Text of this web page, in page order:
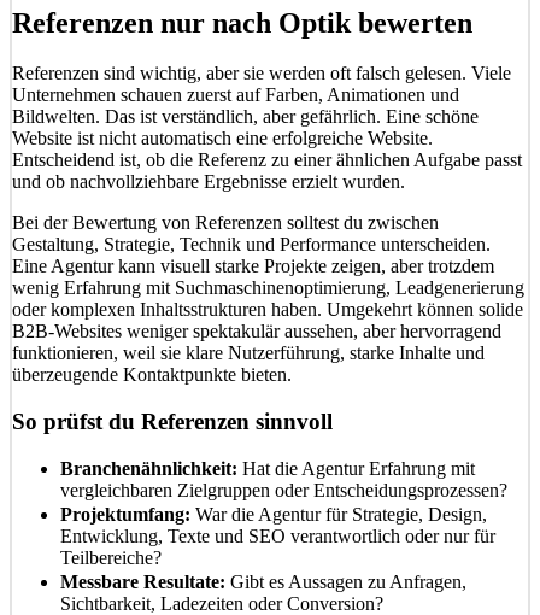
Referenzen nur nach Optik bewerten
Referenzen sind wichtig, aber sie werden oft falsch gelesen. Viele
Unternehmen schauen zuerst auf Farben, Animationen und
Bildwelten. Das ist verständlich, aber gefährlich. Eine schöne
Website ist nicht automatisch eine erfolgreiche Website.
Entscheidend ist, ob die Referenz zu einer ähnlichen Aufgabe passt
und ob nachvollziehbare Ergebnisse erzielt wurden.
Bei der Bewertung von Referenzen solltest du zwischen
Gestaltung, Strategie, Technik und Performance unterscheiden.
Eine Agentur kann visuell starke Projekte zeigen, aber trotzdem
wenig Erfahrung mit Suchmaschinenoptimierung, Leadgenerierung
oder komplexen Inhaltsstrukturen haben. Umgekehrt können solide
B2B-Websites weniger spektakulär aussehen, aber hervorragend
funktionieren, weil sie klare Nutzerführung, starke Inhalte und
überzeugende Kontaktpunkte bieten.
So prüfst du Referenzen sinnvoll
Branchenähnlichkeit: Hat die Agentur Erfahrung mit
vergleichbaren Zielgruppen oder Entscheidungsprozessen?
Projektumfang: War die Agentur für Strategie, Design,
Entwicklung, Texte und SEO verantwortlich oder nur für
Teilbereiche?
Messbare Resultate: Gibt es Aussagen zu Anfragen,
Sichtbarkeit, Ladezeiten oder Conversion?